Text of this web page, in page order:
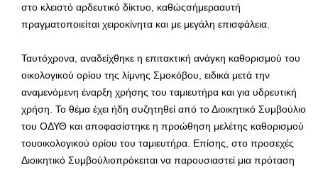
στο κλειστό αρδευτικό δίκτυο, καθώςσήμερααυτή
πραγματοποιείται χειροκίνητα και με μεγάλη επισφάλεια.
Ταυτόχρονα, αναδείχθηκε η επιτακτική ανάγκη καθορισμού του
οικολογικού ορίου της λίμνης Σμοκόβου, ειδικά μετά την
αναμενόμενη έναρξη χρήσης του ταμιευτήρα και για υδρευτική
χρήση. Το θέμα έχει ήδη συζητηθεί από το Διοικητικό Συμβούλιο
του ΟΔΥΘ και αποφασίστηκε η προώθηση μελέτης καθορισμού
τουοικολογικού ορίου του ταμιευτήρα. Επίσης, στο προσεχές
Διοικητικό Συμβούλιοπρόκειται να παρουσιαστεί μια πρόταση